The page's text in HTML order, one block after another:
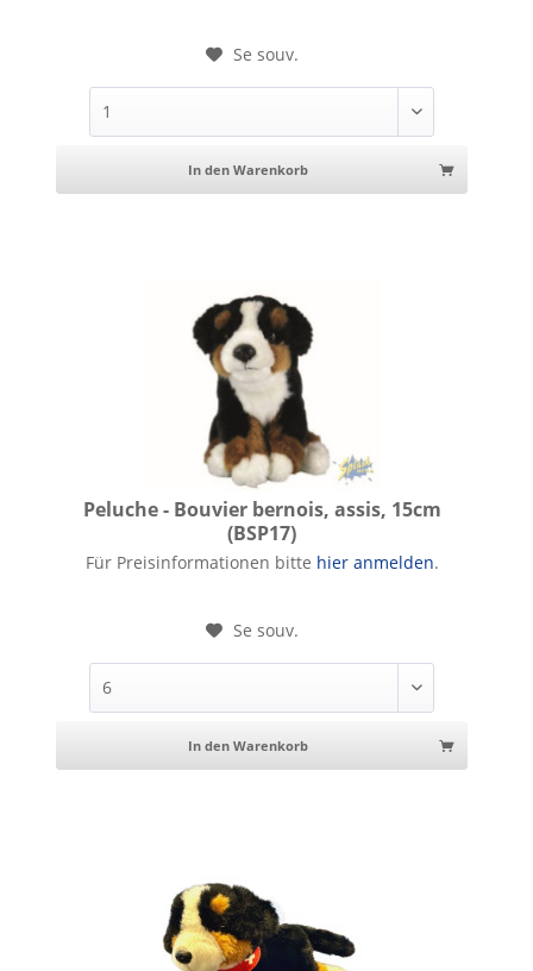
Se souv.
In den Warenkorb
Peluche - Bouvier bernois, assis, 15cm
(BSP17)
Peluche - Bouvier bernois, assis, 15cm
Für Preisinformationen bitte hier anmelden.
Se souv.
In den Warenkorb